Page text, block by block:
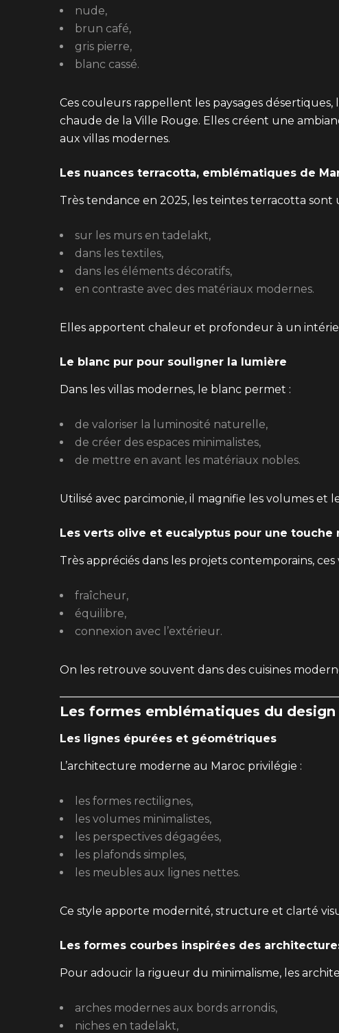
nude,
brun café,
gris pierre,
blanc cassé.
Ces couleurs rappellent les paysages
chaude de la Ville Rouge. Elles créent une
aux villas modernes.
Les nuances terracotta, emblématiques de
Très tendance en 2025, les teintes terracotta sont
sur les murs en tadelakt,
dans les textiles,
dans les éléments décoratifs,
en contraste avec des matériaux modernes.
Elles apportent chaleur et profondeur à un
Le blanc pur pour souligner la lumière
Dans les villas modernes, le blanc permet :
de valoriser la luminosité naturelle,
de créer des espaces minimalistes,
de mettre en avant les matériaux nobles.
Utilisé avec parcimonie, il magnifie les volumes et
Les verts olive et eucalyptus pour une touche
Très appréciés dans les projets contemporains,
fraîcheur,
équilibre,
connexion avec l’extérieur.
On les retrouve souvent dans des cuisines
Les formes emblématiques du
Les lignes épurées et géométriques
L’architecture moderne au Maroc privilégie :
les formes rectilignes,
les volumes minimalistes,
les perspectives dégagées,
les plafonds simples,
les meubles aux lignes nettes.
Ce style apporte modernité, structure et clarté
Les formes courbes inspirées des
Pour adoucir la rigueur du minimalisme, les
arches modernes aux bords arrondis,
niches en tadelakt,